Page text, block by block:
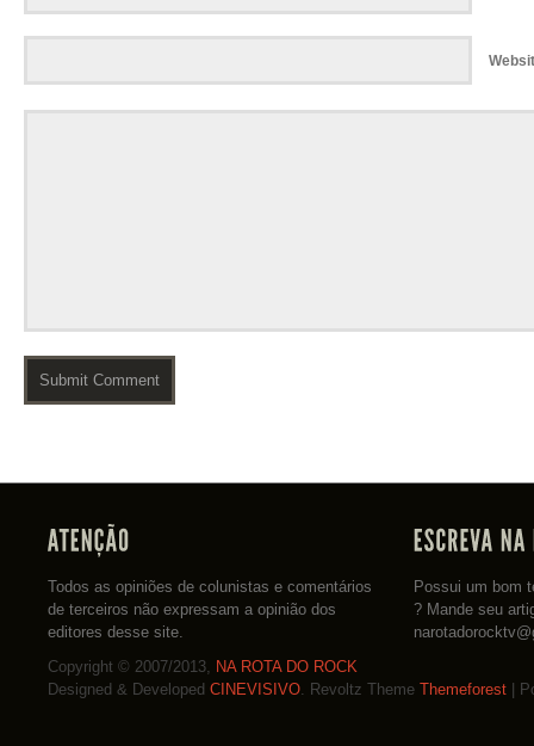
Todos as opiniões de colunistas e comentários
de terceiros não expressam a opinião dos
editores desse site.
Possui um bom
? Mande seu
Copyright © 2007/2013, NA ROTA DO ROCK
Designed & Developed CINEVISIVO . Revoltz Theme Themeforest |